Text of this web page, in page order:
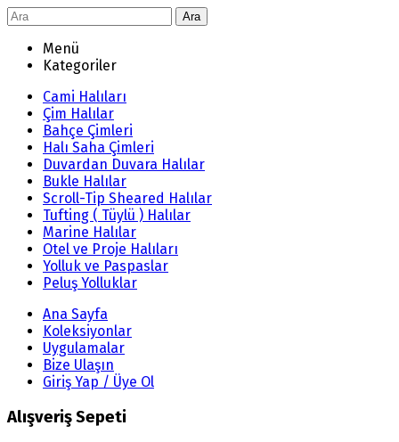
Ara
Menü
Kategoriler
Cami Halıları
Çim Halılar
Bahçe Çimleri
Halı Saha Çimleri
Duvardan Duvara Halılar
Bukle Halılar
Scroll-Tip Sheared Halılar
Tufting ( Tüylü ) Halılar
Marine Halılar
Otel ve Proje Halıları
Yolluk ve Paspaslar
Peluş Yolluklar
Ana Sayfa
Koleksiyonlar
Uygulamalar
Bize Ulaşın
Giriş Yap / Üye Ol
Alışveriş Sepeti